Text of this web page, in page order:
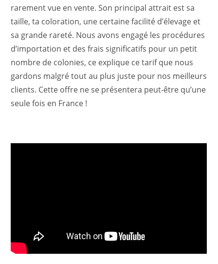
rarement vue en vente. Son principal attrait est sa
taille, ta coloration, une certaine facilité d’élevage et
sa grande rareté. Nous avons engagé les procédures
d’importation et des frais significatifs pour un petit
nombre de colonies, ce explique ce tarif que nous
gardons malgré tout au plus juste pour nos meilleurs
clients. Cette offre ne se présentera peut-être qu’une
seule fois en France !